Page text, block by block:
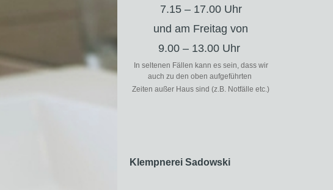
7.15 – 17.00 Uhr
und am Freitag von
9.00 – 13.00 Uhr
In seltenen Fällen kann es sein, dass wir
auch zu den oben aufgeführten
Zeiten außer Haus sind (z.B. Notfälle etc.)
Klempnerei Sadowski